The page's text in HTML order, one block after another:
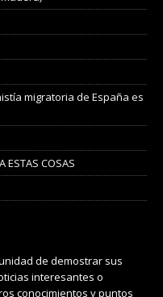
migratoria de España es
ESTAS COSAS
de demostrar sus
interesantes o
conocimientos y puntos